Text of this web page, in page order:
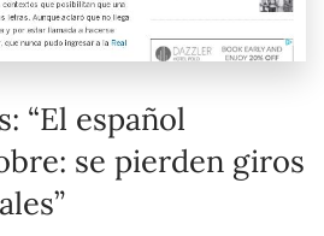
“El español
se pierden giros